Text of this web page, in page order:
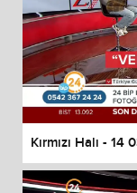
Kırmızı Halı - 14